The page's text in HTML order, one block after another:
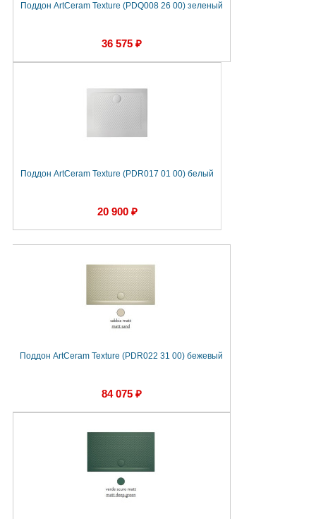
Поддон ArtCeram Texture (PDQ008 26 00) зеленый
36 575 ₽
Поддон ArtCeram Texture (PDR017 01 00) белый
20 900 ₽
Поддон ArtCeram Texture (PDR022 31 00) бежевый
84 075 ₽